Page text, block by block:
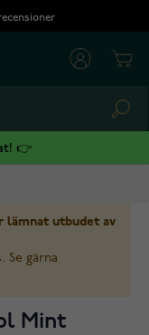
👉
lämnat utbudet av
Se gärna
Mint